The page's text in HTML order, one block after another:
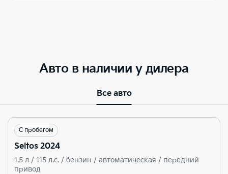
Авто в наличии у дилера
Все авто
С пробегом
Seltos 2024
1.5 л / 115 л.c. / бензин / автоматическая / передний
привод